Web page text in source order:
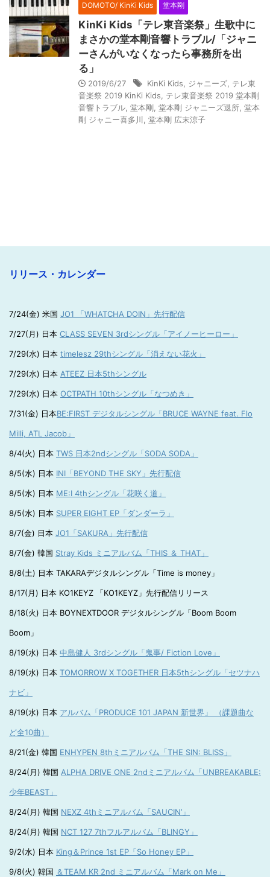
DOMOTO/ KinKi Kids 堂本剛
KinKi Kids「テレ東音楽祭」生歌中に
まさかの堂本剛音響トラブル/「ジャニ
ーさんがいなくなったら事務所を出
る」
2019/6/27 KinKi Kids ジャニーズ テレ東
音楽祭 2019 KinKi Kids
テレ東音楽祭 2019 堂本剛
音響トラブル 堂本剛 堂本剛 ジャニーズ退所 堂本
剛 ジャニー喜多川
堂本剛 広末涼子
リリース・カレンダー
7/24(金) 米国 JO1 「WHATCHA DOIN」先行配信
7/27(月) 日本 CLASS SEVEN 3rdシングル「アイノーヒーロー」
7/29(水) 日本 timelesz 29thシングル「消えない花火」
7/29(水) 日本 ATEEZ 日本5thシングル
7/29(水) 日本 OCTPATH 10thシングル「なつめき」
7/31(金) 日本BE:FIRST デジタルシングル「BRUCE WAYNE feat. Flo
Milli, ATL Jacob」
8/4(火) 日本 TWS 日本2ndシングル「SODA SODA」
8/5(水) 日本 INI「BEYOND THE SKY」先行配信
8/5(水) 日本 ME:I 4thシングル「花咲く道」
8/5(水) 日本 SUPER EIGHT EP「ダンダーラ」
8/7(金) 日本 JO1「SAKURA」先行配信
8/7(金) 韓国 Stray Kids ミニアルバム「THIS ＆ THAT」
8/8(土) 日本 TAKARAデジタルシングル「Time is money」
8/17(月) 日本 KO1KEYZ 「KO1KEYZ」先行配信リリース
8/18(火) 日本 BOYNEXTDOOR デジタルシングル「Boom Boom
Boom」
8/19(水) 日本 中島健人 3rdシングル「鬼事/ Fiction Love」
8/19(水) 日本 TOMORROW X TOGETHER 日本5thシングル「セツナハ
ナビ」
8/19(水) 日本 アルバム「PRODUCE 101 JAPAN 新世界」 （課題曲な
ど全10曲）
8/21(金) 韓国 ENHYPEN 8thミニアルバム「THE SIN: BLISS」
8/24(月) 韓国 ALPHA DRIVE ONE 2ndミニアルバム「UNBREAKABLE:
少年BEAST」
8/24(月) 韓国 NEXZ 4thミニアルバム「SAUCIN’」
8/24(月) 韓国 NCT 127 7thフルアルバム「BLINGY」
9/2(水) 日本 King＆Prince 1st EP「So Honey EP」
9/8(火) 韓国 ＆TEAM KR 2nd ミニアルバム「Mark on Me」